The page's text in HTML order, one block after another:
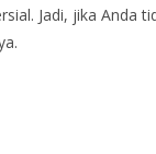
Jadi, jika Anda